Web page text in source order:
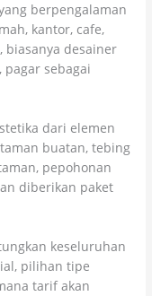
berpengalaman
kantor, cafe,
desainer
sebagai
dari elemen
buatan, tebing
pepohonan
diberikan paket
keseluruhan
pilihan tipe
tarif akan